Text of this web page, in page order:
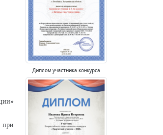
при
Диплом участника конкурса